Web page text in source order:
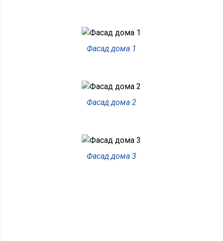
Фасад дома 1
Фасад дома 2
Фасад дома 3